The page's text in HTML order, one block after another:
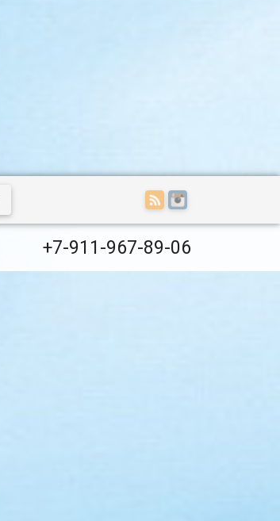
+7-911-967-89-06